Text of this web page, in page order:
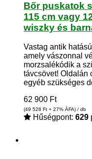
Bőr puskatok
115 cm vagy
wiszky és
Vastag antik
amely vászonnal
morzsalékódik a
távcsövet! Oldalán
egyéb szükséges
62 900 Ft
(49 528 Ft + 27% ÁFA) / db
Hűségpont: 629